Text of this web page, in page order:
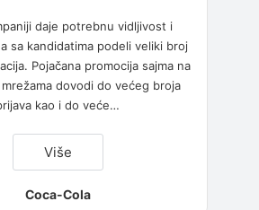
daje potrebnu vidljivost i
sa kandidatima podeli veliki broj
Pojačana promocija sajma na
dovodi do većeg broja
kao i do veće…
Više“Coca-
Cola”
Coca-Cola